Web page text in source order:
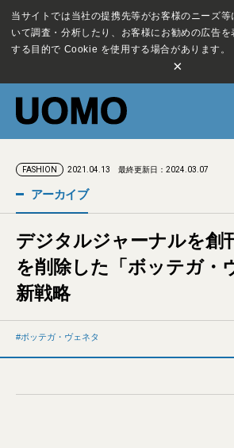
当サイトでは当社の提携先等がお客様のニーズ等
いて調査・分析したり、お客様にお勧めの広告を
する目的で Cookie を使用する場合があります。
×
FASHION 2021.04.13 最終更新日：2024.03.07
アーカイブ
デジタルジャーナルを創
を削除した「ボッテガ・
新戦略
ボッテガ・ヴェネタ